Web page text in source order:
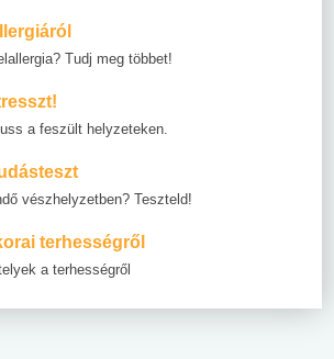
Tudj meg többet!
a feszült helyzeteken.
vészhelyzetben? Teszteld!
terhességről
a terhességről